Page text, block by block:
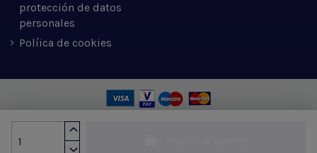
protección de datos
personales
Políica de cookies
Zulu Tactical S.L. © 2022 | Desarrollado por Expertic